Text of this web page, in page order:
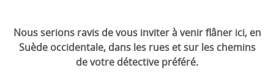
Nous serions ravis de vous inviter à venir flâner ici, en
Suède occidentale, dans les rues et sur les chemins
de votre détective préféré.